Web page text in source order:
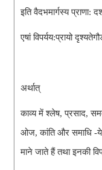
इति वैदभमार्गस्य प्राणा:
एषां विपर्यय:प्रायो
अर्थात्
काव्य में श्लेष, प्रसाद,
ओज, कांति और समाधि -ये
माने जाते हैं तथा इनकी